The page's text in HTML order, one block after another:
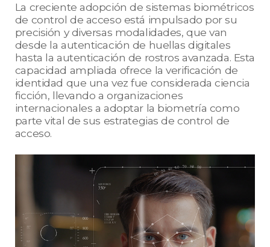
La creciente adopción de sistemas biométricos
de control de acceso está impulsado por su
precisión y diversas modalidades, que van
desde la autenticación de huellas digitales
hasta la autenticación de rostros avanzada. Esta
capacidad ampliada ofrece la verificación de
identidad que una vez fue considerada ciencia
ficción, llevando a organizaciones
internacionales a adoptar la biometría como
parte vital de sus estrategias de control de
acceso.